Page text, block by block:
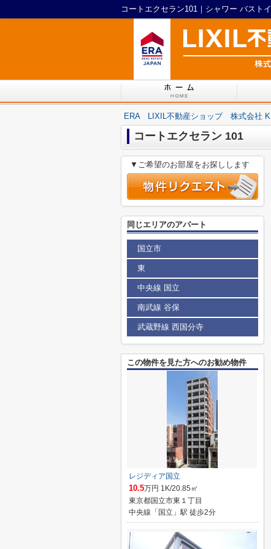
ERA LIXIL不動産ショップ 株式会社 K
コートエクセラン 101
▼ご希望のお部屋をお探しします
同じエリアのアパート
国立市
東
中央線 国立
南武線 谷保
武蔵野線 西国分寺
この物件を見た方へのお勧め物件
レジディア国立
10.5万円 1K/20.85㎡
東京都国立市東１丁目
中央線「国立」駅 徒歩2分